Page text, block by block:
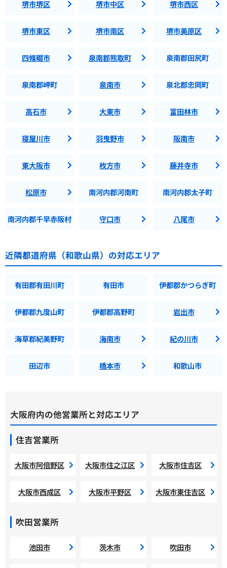
堺市堺区 堺市中区 堺市西区
堺市東区 堺市南区 堺市美原区
四條畷市 泉南郡熊取町 泉南郡田尻町
泉南郡岬町 泉南市 泉北郡忠岡町
高石市 大東市 富田林市
寝屋川市 羽曳野市 阪南市
東大阪市 枚方市 藤井寺市
松原市 南河内郡河南町 南河内郡太子町
南河内郡千早赤阪村 守口市 八尾市
近隣都道府県（和歌山県）の対応エリア
有田郡有田川町 有田市 伊都郡かつらぎ町
伊都郡九度山町 伊都郡高野町 岩出市
海草郡紀美野町 海南市 紀の川市
田辺市 橋本市 和歌山市
大阪府内の他営業所と対応エリア
住吉営業所
大阪市阿倍野区 大阪市住之江区 大阪市住吉区
大阪市西成区 大阪市平野区 大阪市東住吉区
吹田営業所
池田市 茨木市 吹田市